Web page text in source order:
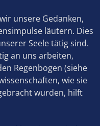
unsere Gedanken,
läutern. Dies
Seele tätig sind.
an uns arbeiten,
Regenbogen (siehe
wie sie
wurden, hilft